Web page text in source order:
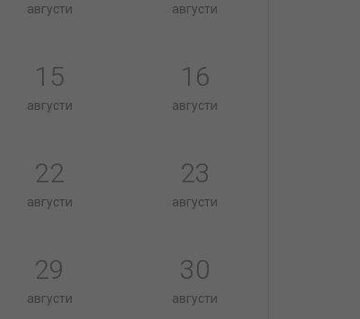
августи августи
15
августи
16
августи
22
августи
23
августи
29
августи
30
августи